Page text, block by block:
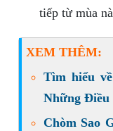
tiếp từ mùa
XEM THÊM:
Tìm hiểu
Những
Chòm Sao